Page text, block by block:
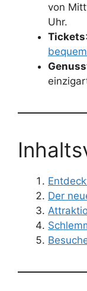
von
Uhr.
Tickets
Der